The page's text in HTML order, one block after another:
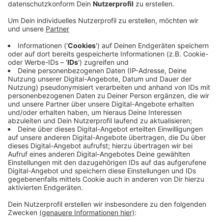
In Gevelsberg findet heute von 11 bis 18 Uhr in der
Neustraße das Sommerfest der AWO-EN statt. Die
Ausstellung "100 Jahre AWO" bietet dabei viel
Interessierte über Angebote für Senioren, Kinder und
Jugendliche, Menschen mit Behinderung, sowie über
die Bildungseinrichtungen und Beratungsstellen
informieren. Kinder können Pony reiten oder sich auf
der Hüpfburg austoben. Live-Musik gibt es von den
Bands "ALLES GUT" und "Schangels&Schanglettes".
Zum 100-jährigen Jubiläum gibt es im Internet
außerdem 100 Geschichten zu lesen, die den Wandel
der sozialen Arbeit von 1970 bis heute darstellen.
www.awo-100-geschichten.de
Anzeige